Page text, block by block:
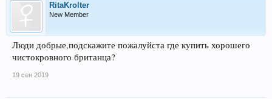
RitaKrolter
New Member
Люди добрые,подскажите пожалуйста где купить хорошего
чистокровного британца?
19 сен 2019